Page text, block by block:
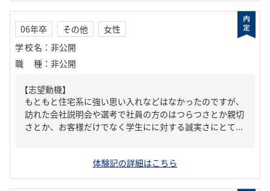
06年卒 その他
女性
学校名 ： 非公開
職種 ： 非公開
【志望動機】
もともと住宅系に強い思い入れなどはなかったのですが、
訪れた会社説明会や選考で社員の方のはつらつさとか親切
さとか、お客様だけでなく学生にに対する誠実さにとて...
体験記の詳細はこちら